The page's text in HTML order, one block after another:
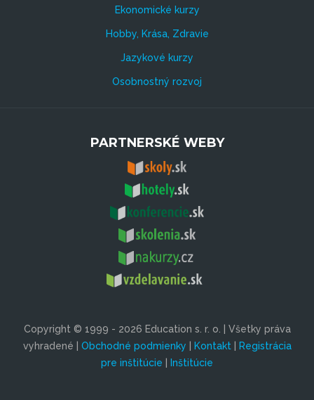
Ekonomické kurzy
Hobby, Krása, Zdravie
Jazykové kurzy
Osobnostný rozvoj
PARTNERSKÉ WEBY
Copyright © 1999 - 2026 Education s. r. o. | Všetky práva
vyhradené | Obchodné podmienky | Kontakt| Registrácia
pre inštitúcie | Inštitúcie